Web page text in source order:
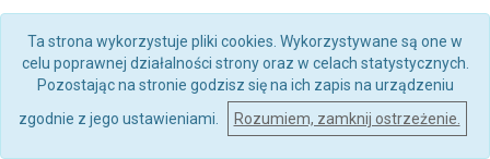
Ta strona wykorzystuje pliki cookies. Wykorzystywane są one w
celu poprawnej działalności strony oraz w celach statystycznych.
Pozostając na stronie godzisz się na ich zapis na urządzeniu
zgodnie z jego ustawieniami.
Rozumiem, zamknij ostrzeżenie.